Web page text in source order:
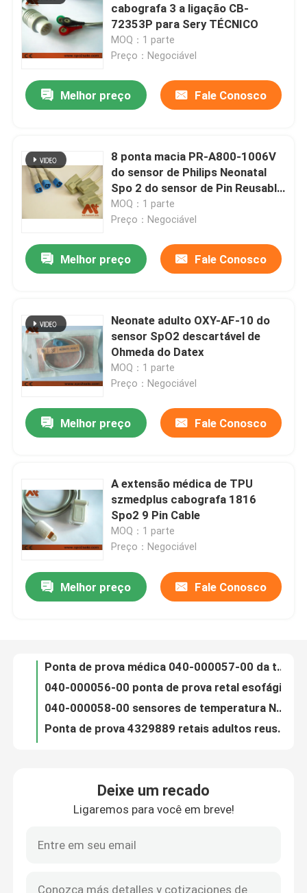
Casa
Produtos
Quem Somos
Controle de Qualidade
Fale Conosco
Cabo paciente de ECG
cabos do monitor paciente
sensor spo2 reutilizável
cabografa 3 a ligação CB-
72353P para Sery TÉCNICO
MOQ：1 parte
Preço：Negociável
Melhor preço Fale Conosco
8 ponta macia PR-A800-1006V
do sensor de Philips Neonatal
Spo 2 do sensor de Pin Reusable
Spo 2
MOQ：1 parte
Preço：Negociável
Melhor preço Fale Conosco
Neonate adulto OXY-AF-10 do
sensor SpO2 descartável de
Ohmeda do Datex
MOQ：1 parte
Preço：Negociável
Melhor preço Fale Conosco
A extensão médica de TPU
szmedplus cabografa 1816
Spo2 9 Pin Cable
MOQ：1 parte
Preço：Negociável
Melhor preço Fale Conosco
0011-30-37394 ponta de prova retal pediatra do Temp de Mindray da ponta de prova médica da temperatura
Ponta de prova 4329889 retais adultos reusáveis médicos da temperatura do monitor paciente de Draeger
Ponta de prova adulta 0011-30-37393 médico da temperatura de pele de Datascope para o monitor paciente
Da ponta de prova médica da temperatura de Spacelabs sensor de temperatura adulto 20700-4000-00 da pele
Ponta de prova médica retal adulta 0206-02-0001 da temperatura da ponta de prova YSI da temperatura
Deixe um recado
Ligaremos para você em breve!